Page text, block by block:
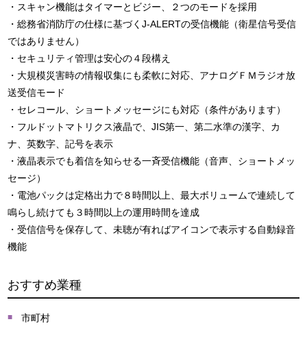
・スキャン機能はタイマーとビジー、２つのモードを採用
・総務省消防庁の仕様に基づくJ-ALERTの受信機能（衛星信号受信
ではありません）
・セキュリティ管理は安心の４段構え
・大規模災害時の情報収集にも柔軟に対応、アナログＦＭラジオ放
送受信モード
・セレコール、ショートメッセージにも対応（条件があります）
・フルドットマトリクス液晶で、JIS第一、第二水準の漢字、カ
ナ、英数字、記号を表示
・液晶表示でも着信を知らせる一斉受信機能（音声、ショートメッ
セージ）
・電池パックは定格出力で８時間以上、最大ボリュームで連続して
鳴らし続けても３時間以上の運用時間を達成
・受信信号を保存して、未聴が有ればアイコンで表示する自動録音
機能
おすすめ業種
市町村